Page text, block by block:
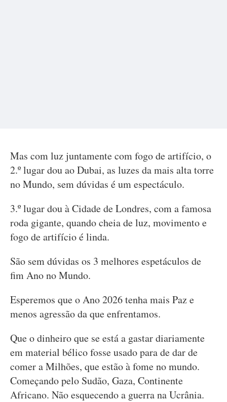
Mas com luz juntamente com fogo de artifício, o
2.º lugar dou ao Dubai, as luzes da mais alta torre
no Mundo, sem dúvidas é um espectáculo.
3.º lugar dou à Cidade de Londres, com a famosa
roda gigante, quando cheia de luz, movimento e
fogo de artifício é linda.
São sem dúvidas os 3 melhores espetáculos de
fim Ano no Mundo.
Esperemos que o Ano 2026 tenha mais Paz e
menos agressão da que enfrentamos.
Que o dinheiro que se está a gastar diariamente
em material bélico fosse usado para de dar de
comer a Milhões, que estão à fome no mundo.
Começando pelo Sudão, Gaza, Continente
Africano. Não esquecendo a guerra na Ucrânia.